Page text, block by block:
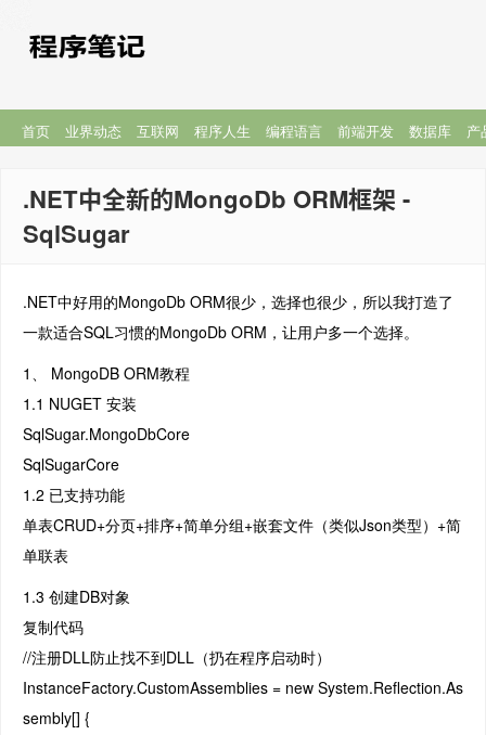
首页 业界动态 互联网 程序人生 编程语言 前端开发 数据库 产
.NET中全新的MongoDb ORM框架 -
SqlSugar
.NET中好用的MongoDb ORM很少，选择也很少，所以我打造了
一款适合SQL习惯的MongoDb ORM，让用户多一个选择。
1、 MongoDB ORM教程
1.1 NUGET 安装
SqlSugar.MongoDbCore
SqlSugarCore
1.2 已支持功能
单表CRUD+分页+排序+简单分组+嵌套文件（类似Json类型）+简
单联表
1.3 创建DB对象
复制代码
//注册DLL防止找不到DLL（扔在程序启动时）
InstanceFactory.CustomAssemblies = new System.Reflection.As
sembly[] {